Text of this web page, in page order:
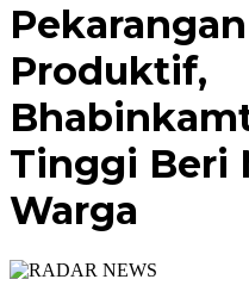
Produktif,
Tinggi Beri
Warga